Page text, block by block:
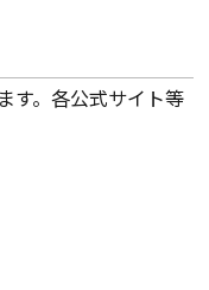
す。各公式サイト等